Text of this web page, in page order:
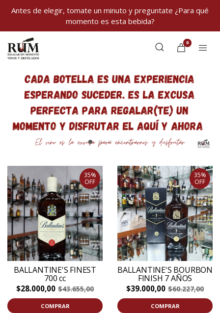
Antes de elegir, tomate un minuto y preguntate ¿Para qué
momento es esta bebida?
0
35%
OFF
BALLANTINE'S FINEST
700 cc
$28.000,00 $43.655,00
COMPRAR
35%
OFF
BALLANTINE'S BOURBON
FINISH 7 AÑOS
$39.000,00 $60.227,00
COMPRAR